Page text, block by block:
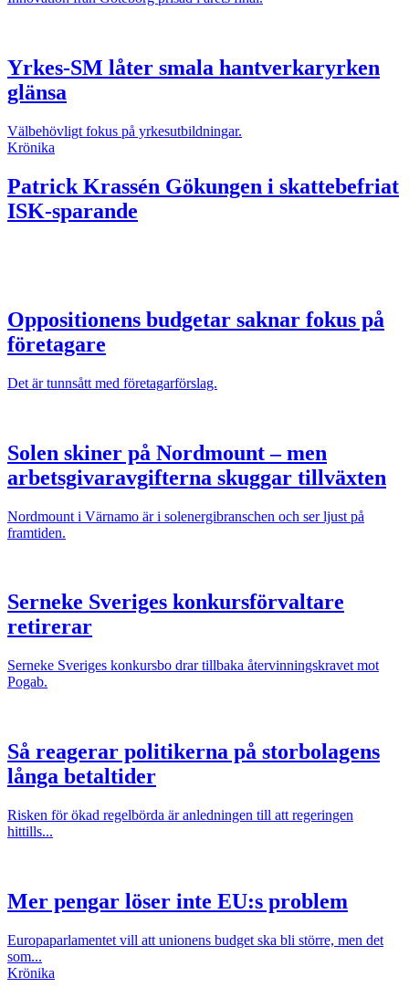
Yrkes-SM låter smala hantverkaryrken
glänsa
Välbehövligt fokus på yrkesutbildningar.
Krönika
Patrick Krassén Gökungen i skattebefriat
ISK-sparande
Oppositionens budgetar saknar fokus på
företagare
Det är tunnsått med företagarförslag.
Solen skiner på Nordmount – men
arbetsgivaravgifterna skuggar tillväxten
Nordmount i Värnamo är i solenergibranschen och ser ljust på
framtiden.
Serneke Sveriges konkursförvaltare
retirerar
Serneke Sveriges konkursbo drar tillbaka återvinningskravet mot
Pogab.
Så reagerar politikerna på storbolagens
långa betaltider
Risken för ökad regelbörda är anledningen till att regeringen
hittills...
Mer pengar löser inte EU:s problem
Europaparlamentet vill att unionens budget ska bli större, men det
som...
Krönika